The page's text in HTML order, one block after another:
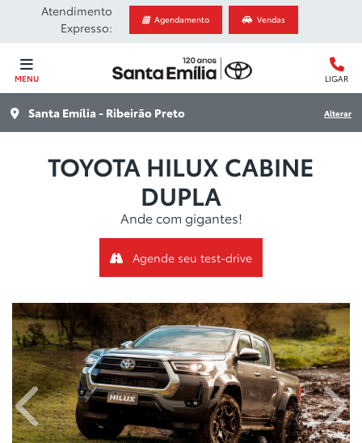
Atendimento
Expresso:
Agendamento Vendas
MENU LIGAR
Santa Emília - Ribeirão Preto Alterar
TOYOTA HILUX CABINE
DUPLA
Ande com gigantes!
Agende seu test-drive
Anterior